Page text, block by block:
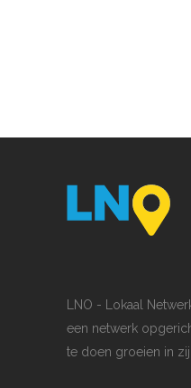
LNO - Lokaal
een netwerk
te doen groeien in